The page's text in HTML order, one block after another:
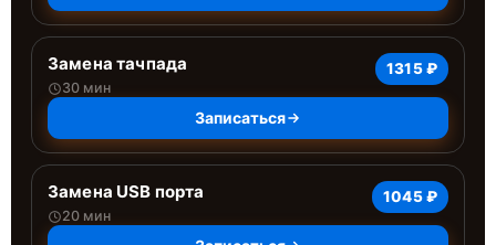
Замена тачпада
30 мин
1315 ₽
Записаться
Замена USB порта
20 мин
1045 ₽